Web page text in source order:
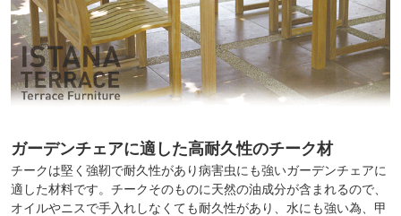
ガーデンチェアに適した高耐久性のチーク材
チークは堅く強靭で耐久性があり病害虫にも強いガーデンチェアに
適した材料です。チークそのものに天然の油成分が含まれるので、
オイルやニスで手入れしなくても耐久性があり、水にも強い為、甲